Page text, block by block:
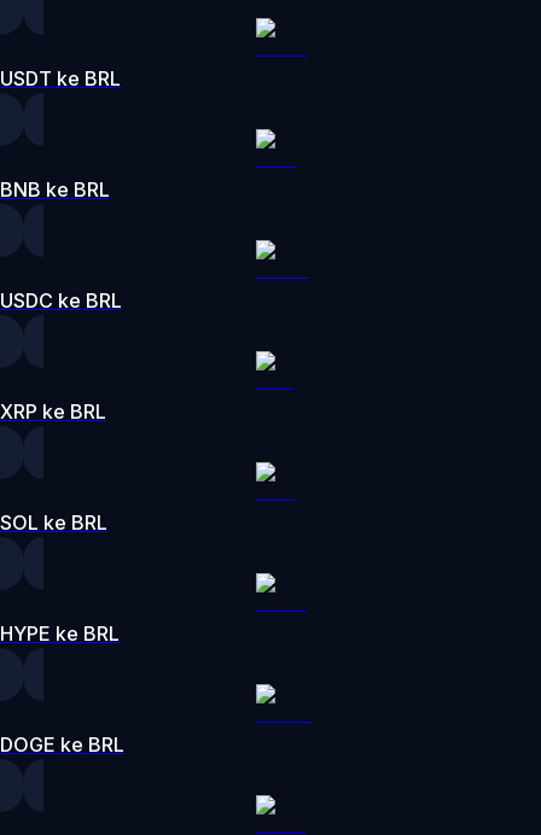
USDT ke BRL
BNB ke BRL
USDC ke BRL
XRP ke BRL
SOL ke BRL
HYPE ke BRL
DOGE ke BRL